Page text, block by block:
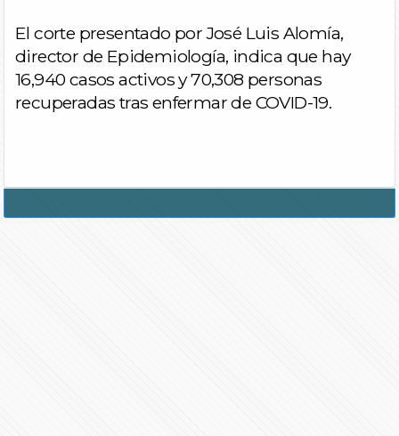
El corte presentado por José Luis Alomía,
director de Epidemiología, indica que hay
16,940 casos activos y 70,308 personas
recuperadas tras enfermar de COVID-19.